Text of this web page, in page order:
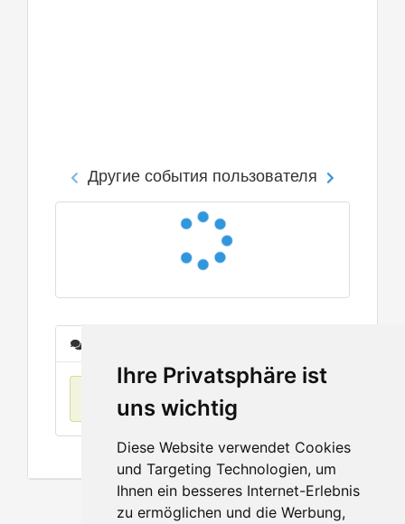
Ihre Privatsphäre ist
uns wichtig
Diese Website verwendet Cookies
und Targeting Technologien, um
Ihnen ein besseres Internet-Erlebnis
zu ermöglichen und die Werbung,
Другие события пользователя